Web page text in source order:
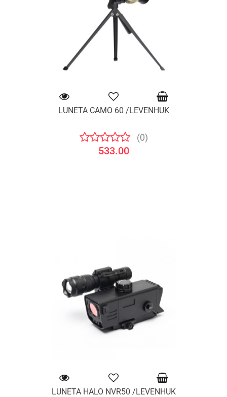
LUNETA CAMO 60 /LEVENHUK
(0)
533.00
LUNETA HALO NVR50 /LEVENHUK